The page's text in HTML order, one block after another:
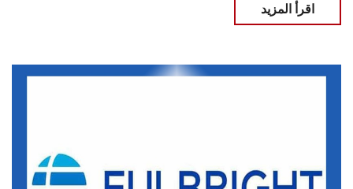
اقرأ المزيد